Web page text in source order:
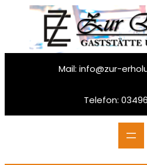
Mail: info@zur-
Telefon: